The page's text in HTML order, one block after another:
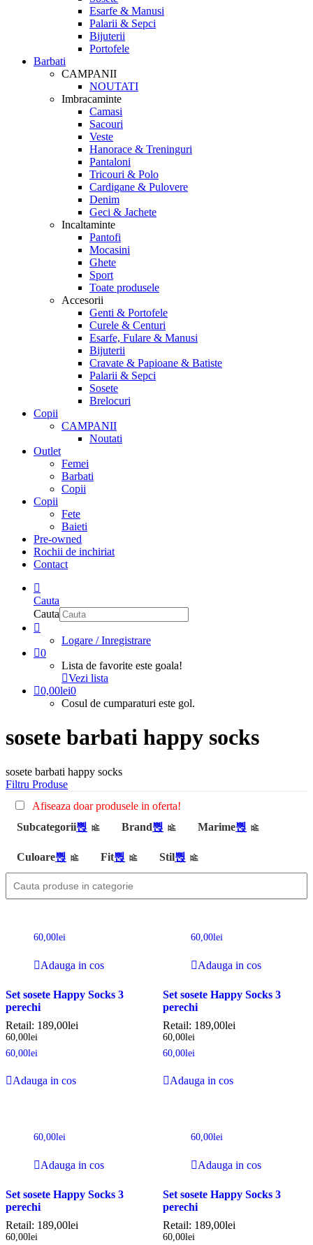
Esarfe & Manusi
Palarii & Sepci
Bijuterii
Portofele
Barbati
CAMPANII
NOUTATI
Imbracaminte
Camasi
Sacouri
Veste
Hanorace & Treninguri
Pantaloni
Tricouri & Polo
Cardigane & Pulovere
Denim
Geci & Jachete
Incaltaminte
Pantofi
Mocasini
Ghete
Sport
Toate produsele
Accesorii
Genti & Portofele
Curele & Centuri
Esarfe, Fulare & Manusi
Bijuterii
Cravate & Papioane & Batiste
Palarii & Sepci
Sosete
Brelocuri
Copii
CAMPANII
Noutati
Outlet
Femei
Barbati
Copii
Copii
Fete
Baieti
Pre-owned
Rochii de inchiriat
Contact
Cauta
Cauta
Logare / Inregistrare
0
Lista de favorite este goala!
Vezi lista
0,00lei0
Cosul de cumparaturi este gol.
sosete barbati happy socks
sosete barbati happy socks
Filtru Produse
Afiseaza doar produsele in oferta!
Subcategorii
Brand Marime
Culoare Fit Stil
60,00lei
Adauga in cos
Set sosete Happy Socks 3
perechi
Retail: 189,00lei
60,00lei
60,00lei
Adauga in cos
60,00lei
Adauga in cos
Set sosete Happy Socks 3
perechi
Retail: 189,00lei
60,00lei
60,00lei
Adauga in cos
60,00lei
Adauga in cos
Set sosete Happy Socks 3
perechi
Retail: 189,00lei
60,00lei
60,00lei
Adauga in cos
Set sosete Happy Socks 3
perechi
Retail: 189,00lei
60,00lei